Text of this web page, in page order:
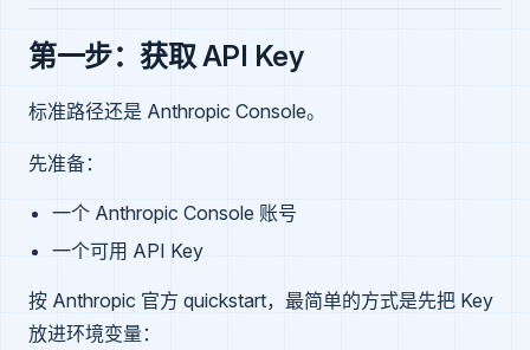
第一步：获取 API Key
标准路径还是 Anthropic Console。
先准备：
一个 Anthropic Console 账号
一个可用 API Key
按 Anthropic 官方 quickstart，最简单的方式是先把 Key
放进环境变量：